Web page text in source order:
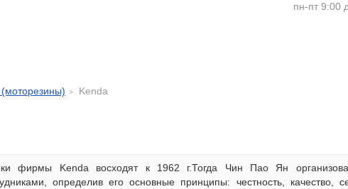
пн-пт 9:00
Kenda
фирмы Kenda восходят к 1962 г.Тогда Чин Пао Ян
определив его основные принципы: честность, качество,